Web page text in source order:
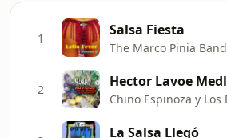
1 Salsa Fiesta
The Marco Pinia Band
2
La Salsa Llegó